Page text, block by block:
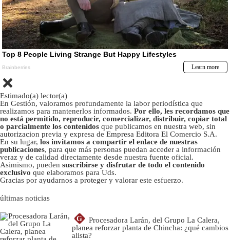
Estimado(a) lector(a)
En Gestión, valoramos profundamente la labor periodística que
realizamos para mantenerlos informados. Por ello, les recordamos que
no está permitido, reproducir, comercializar, distribuir, copiar total
o parcialmente los contenidos que publicamos en nuestra web, sin
autorizacion previa y expresa de Empresa Editora El Comercio S.A.
En su lugar, los invitamos a compartir el enlace de nuestras
publicaciones, para que más personas puedan acceder a información
veraz y de calidad directamente desde nuestra fuente oficial.
Asimismo, pueden suscribirse y disfrutar de todo el contenido
exclusivo que elaboramos para Uds.
Gracias por ayudarnos a proteger y valorar este esfuerzo.
últimas noticias
G
Procesadora Larán, del Grupo La Calera,
planea reforzar planta de Chincha: ¿qué cambios
alista?